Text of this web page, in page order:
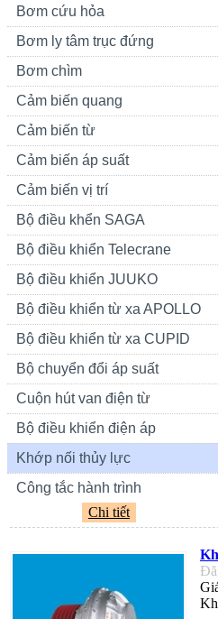
Bơm cứu hỏa
Bơm ly tâm trục đứng
Bơm chìm
Cảm biến quang
Cảm biến từ
Cảm biến áp suất
Cảm biến vị trí
Bộ điều khển SAGA
Bộ điều khiển Telecrane
Bộ điều khiển JUUKO
Bộ điều khiển từ xa APOLLO
Bộ điều khiển từ xa CUPID
Bộ chuyển đổi áp suất
Cuộn hút van điện từ
Bộ điều khiển điện áp
Khớp nối thủy lực
Công tắc hành trình
Chi tiết